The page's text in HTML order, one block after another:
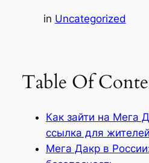
in Uncategorized
Table Of
Как зайти на Мега
ссылка для
Мега Дакр в